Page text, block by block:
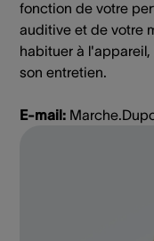
fonction de votre
auditive et de votre
habituer à
son entretien.
E-mail: